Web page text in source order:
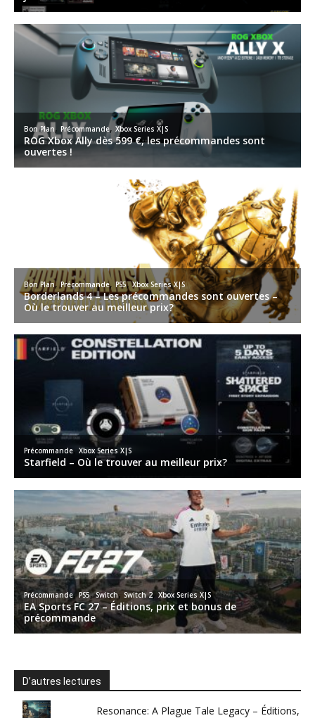
D’autres lectures
Resonance: A Plague Tale Legacy – Éditions,